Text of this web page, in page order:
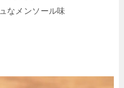
なメンソール味